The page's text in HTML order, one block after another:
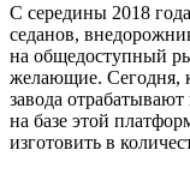
С середины 2018
седанов,
на общедоступный
желающие. Сегодня,
завода
на базе этой
изготовить в